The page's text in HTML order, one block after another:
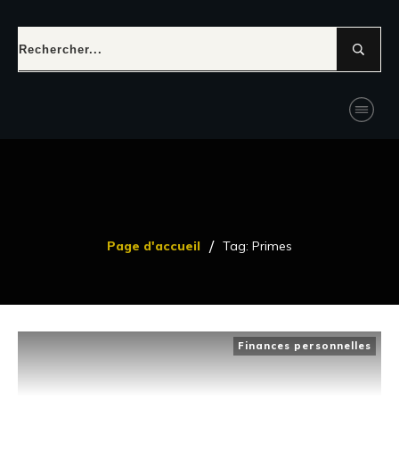
Page d'accueil / Tag: Primes
Finances personnelles